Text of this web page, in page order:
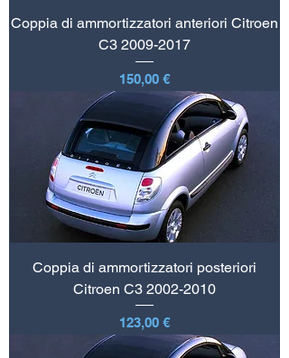
Coppia di ammortizzatori anteriori Citroen
C3 2009-2017
Prezzo
150,00 €
Coppia di ammortizzatori posteriori
Citroen C3 2002-2010
Prezzo
123,00 €